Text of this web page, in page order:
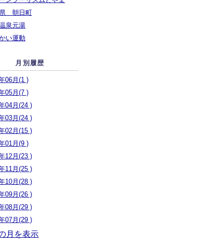
朝日町
泉元湯
い運動
月別履歴
06月(1 )
05月(7 )
04月(24 )
03月(24 )
02月(15 )
01月(9 )
12月(23 )
11月(25 )
10月(28 )
09月(26 )
08月(29 )
07月(29 )
月を表示